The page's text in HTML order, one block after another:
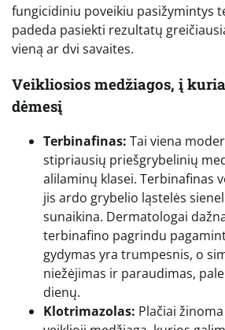
fungicidiniu poveikiu pasižymintys
padeda pasiekti rezultatų
vieną ar dvi savaites.
Veikliosios medžiagos, į
dėmesį
Terbinafinas: Tai viena
stipriausių priešgrybelinių
alilaminų klasei. Terbinafinas
jis ardo grybelio ląstelės
sunaikina. Dermatologai
terbinafino pagrindu
gydymas yra trumpesnis, o
niežėjimas ir paraudimas,
dienų.
Klotrimazolas: Plačiai